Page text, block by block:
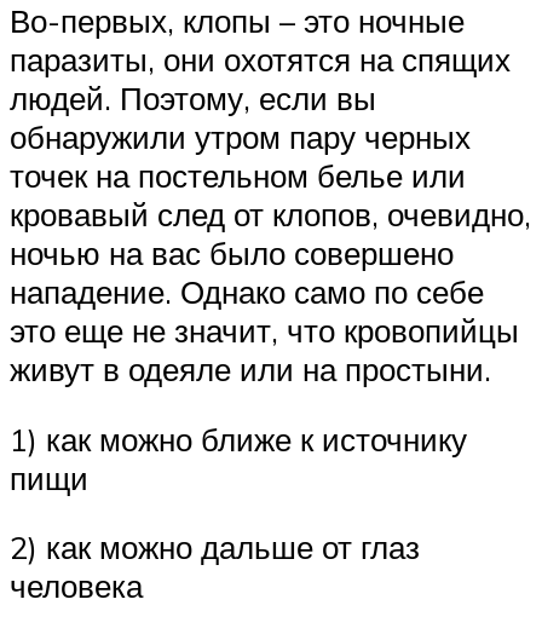
Во-первых, клопы – это ночные
паразиты, они охотятся на спящих
людей. Поэтому, если вы
обнаружили утром пару черных
точек на постельном белье или
кровавый след от клопов, очевидно,
ночью на вас было совершено
нападение. Однако само по себе
это еще не значит, что кровопийцы
живут в одеяле или на простыни.
1) как можно ближе к источнику
пищи
2) как можно дальше от глаз
человека